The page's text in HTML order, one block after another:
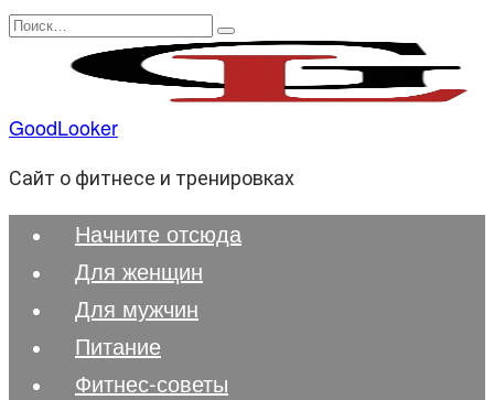
Перейти
содержанию
Search
GoodLooker
Сайт о фитнесе и тренировках
Начните отсюда
Для женщин
Для мужчин
Питание
Фитнес-советы